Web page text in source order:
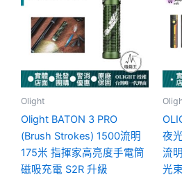
Olight
Olight BATON 3 PRO
(Brush Strokes) 1500流明
175米 指揮家高亮度手電筒
磁吸充電 S2R 升級
夜
流
光